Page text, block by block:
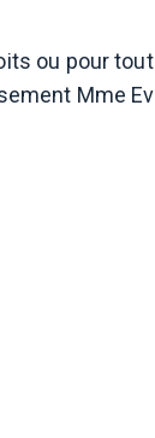
ou pour
Mme